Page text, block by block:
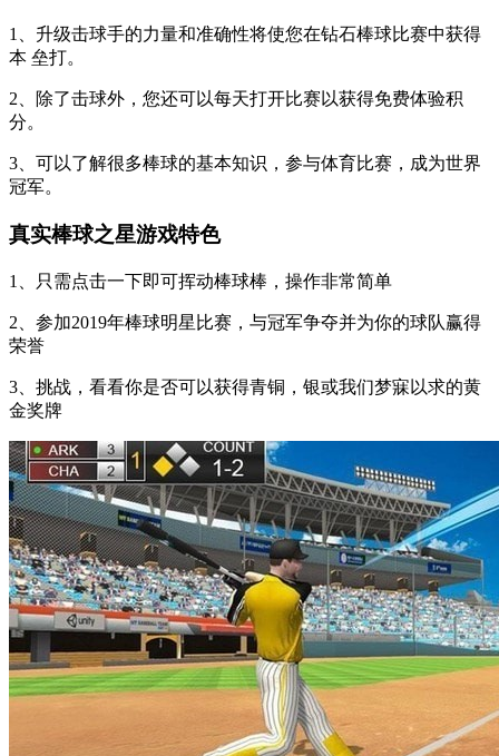
1、升级击球手的力量和准确性将使您在钻石棒球比赛中获得
本 垒打。
2、除了击球外，您还可以每天打开比赛以获得免费体验积
分。
3、可以了解很多棒球的基本知识，参与体育比赛，成为世界
冠军。
真实棒球之星游戏特色
1、只需点击一下即可挥动棒球棒，操作非常简单
2、参加2019年棒球明星比赛，与冠军争夺并为你的球队赢得
荣誉
3、挑战，看看你是否可以获得青铜，银或我们梦寐以求的黄
金奖牌